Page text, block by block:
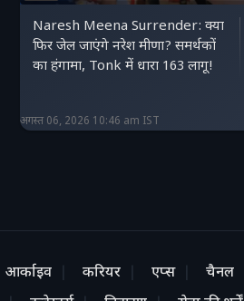
Naresh Meena Surrender: क्या
फिर जेल जाएंगे नरेश मीणा? समर्थकों
का हंगामा, Tonk में धारा 163 लागू!
अगस्त 06, 2026 10:46 am IST
आर्काइव करियर एप्स
चैनल